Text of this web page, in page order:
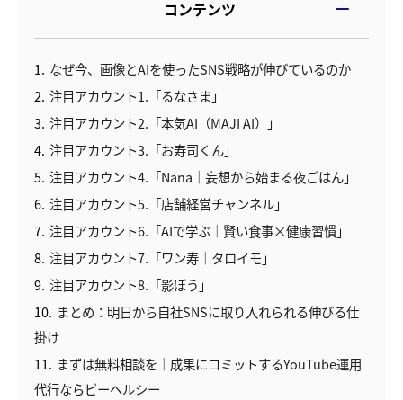
コンテンツ
1 なぜ今、画像とAIを使ったSNS戦略が伸びているのか
2 注目アカウント1.「るなさま」
3 注目アカウント2.「本気AI（MAJI AI）」
4 注目アカウント3.「お寿司くん」
5 注目アカウント4.「Nana｜妄想から始まる夜ごはん」
6 注目アカウント5.「店舗経営チャンネル」
7 注目アカウント6.「AIで学ぶ｜賢い食事×健康習慣」
8 注目アカウント7.「ワン寿｜タロイモ」
9 注目アカウント8.「影ぼう」
10 まとめ：明日から自社SNSに取り入れられる伸びる仕
掛け
11 まずは無料相談を｜成果にコミットするYouTube運用
代行ならビーヘルシー